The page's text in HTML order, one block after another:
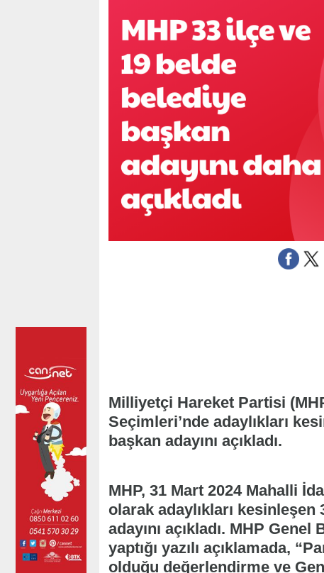
Milliyetçi Hareket Partisi
Seçimleri’nde adaylıkları
başkan adayını açıkladı.
MHP, 31 Mart 2024 Mahalli
olarak adaylıkları
adayını açıkladı. MHP
yaptığı yazılı açıklamada,
olduğu değerlendirme ve